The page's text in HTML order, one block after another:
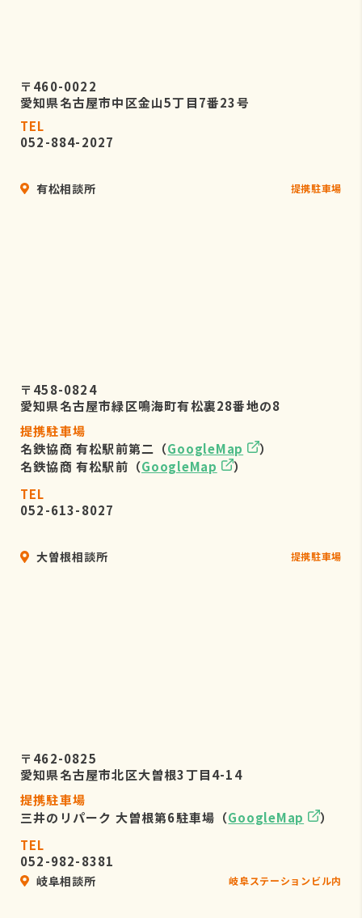
〒460-0022
愛知県名古屋市中区金山5丁目7番23号
TEL
052-884-2027
有松相談所 提携駐車場
〒458-0824
愛知県名古屋市緑区鳴海町有松裏28番地の8
提携駐車場
名鉄協商 有松駅前第二（GoogleMap
）
名鉄協商 有松駅前（GoogleMap
）
TEL
052-613-8027
大曽根相談所 提携駐車場
〒462-0825
愛知県名古屋市北区大曽根3丁目4-14
提携駐車場
三井のリパーク 大曽根第6駐車場（GoogleMap
）
TEL
052-982-8381
岐阜相談所 岐阜ステーションビル内